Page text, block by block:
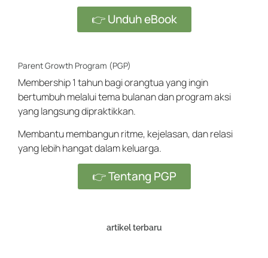
👉 Unduh eBook
Parent Growth Program (PGP)
Membership 1 tahun bagi orangtua yang ingin
bertumbuh melalui tema bulanan dan program aksi
yang langsung dipraktikkan.
Membantu membangun ritme, kejelasan, dan relasi
yang lebih hangat dalam keluarga.
👉 Tentang PGP
artikel terbaru